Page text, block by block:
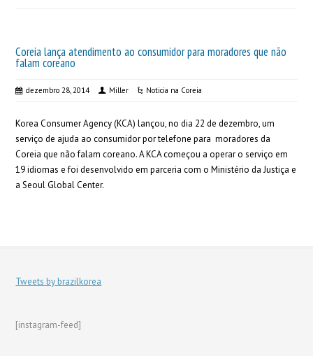
Coreia lança atendimento ao consumidor para moradores que não
falam coreano
dezembro 28, 2014 Miller Noticia na Coreia
Korea Consumer Agency (KCA) lançou, no dia 22 de dezembro, um
serviço de ajuda ao consumidor por telefone para moradores da
Coreia que não falam coreano. A KCA começou a operar o serviço em
19 idiomas e foi desenvolvido em parceria com o Ministério da Justiça e
a Seoul Global Center.
Tweets by brazilkorea
[instagram-feed]